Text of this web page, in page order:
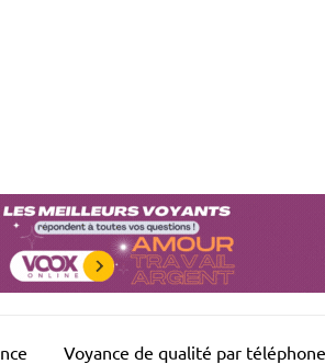
Voyance de qualité par téléphone